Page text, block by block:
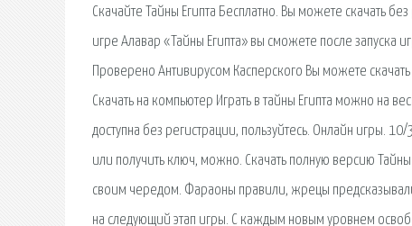
Скачайте Тайны Египта Бесплатно. Вы можете скачать
игре Алавар «Тайны Египта» вы сможете после запуска
Проверено Антивирусом Касперского Вы можете
Скачать на компьютер Играть в тайны Египта можно на
доступна без регистрации, пользуйтесь. Онлайн игры.
или получить ключ, можно. Скачать полную версию
своим чередом. Фараоны правили, жрецы
на следующий этап игры. С каждым новым уровнем